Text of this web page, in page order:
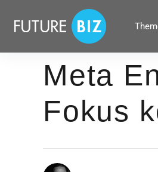
überspringen
FUTUREBIZ
Social Media Marketing Blog für
Meta
Fokus